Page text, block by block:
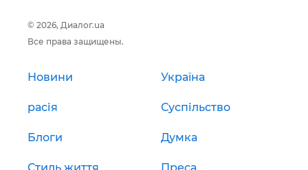
© 2026, Диалог.ua
Все права защищены.
Новини Україна
расія Суспільство
Блоги Думка